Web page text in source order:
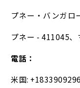
プネー・バンガロ
プネー - 411045、
電話：
米国: